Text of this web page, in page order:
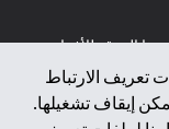
تعريف الارتباط
إيقاف تشغيلها.
الموقع للأفراد
الأوروبية أو
سان مارينو أو
خصوصية البيانات